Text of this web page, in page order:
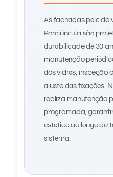
As fachadas pele de
Porciúncula são
durabilidade de 30
manutenção
dos vidros, inspeção
ajuste das fixações.
realiza manutenção
programada,
estética ao longo de
sistema.